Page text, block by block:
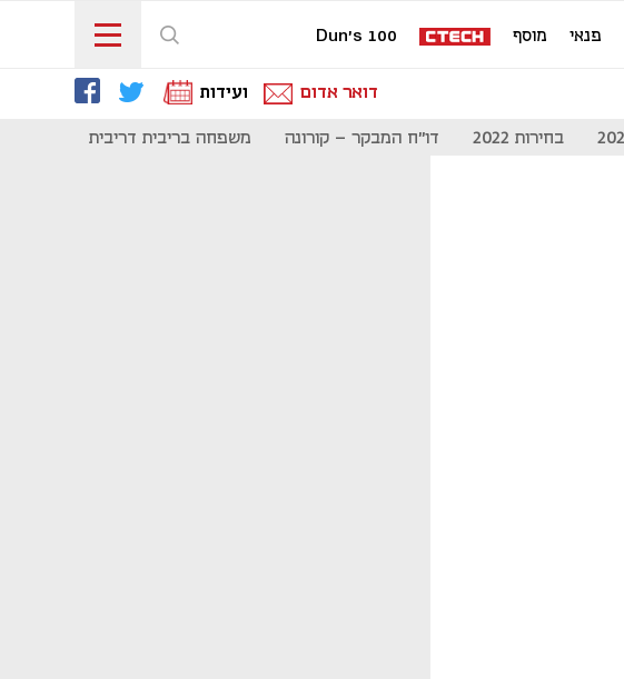
פנאי מוסף Dun's 100
דואר אדום ועידות
בחירות 2022 דו"ח המבקר - קורונה משפחה בריבית דריבית